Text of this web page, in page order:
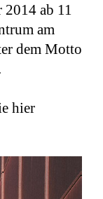
ab 11
am
dem Motto
hier